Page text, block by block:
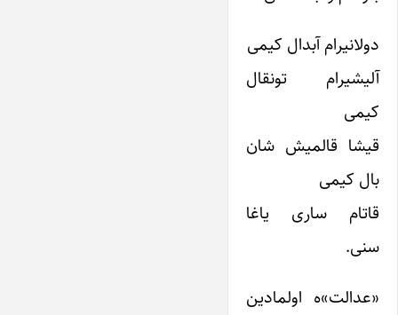
دولانیرام آبدال کیمی
آلیشیرام تونقال
کیمی
قیشا قالمیش شان
بال کیمی
قاتام ساری یاغا
سنی.
«عدالت»ه اولمادین